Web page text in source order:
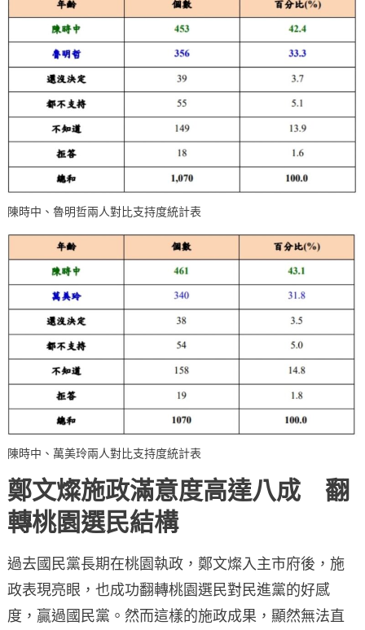
陳時中、魯明哲兩人對比支持度統計表
陳時中、萬美玲兩人對比支持度統計表
鄭文燦施政滿意度高達八成 翻
轉桃園選民結構
過去國民黨長期在桃園執政，鄭文燦入主市府後，施
政表現亮眼，也成功翻轉桃園選民對民進黨的好感
度，贏過國民黨。然而這樣的施政成果，顯然無法直